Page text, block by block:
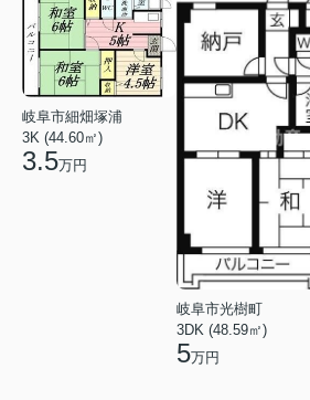
岐阜市細畑塚浦
3K (44.60㎡)
3.5万円
岐阜市光樹町
3DK (48.59㎡)
5万円